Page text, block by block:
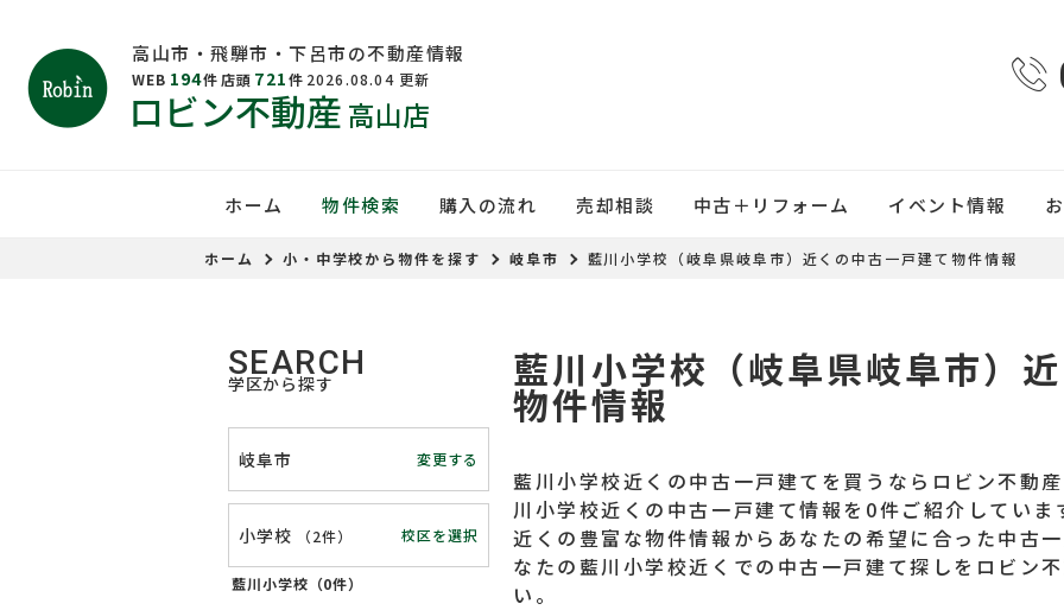
高山市・飛騨市・下呂市の不動産情報
WEB 194件 店頭 721件 2026.08.04 更新
ロビン不動産 高山店
ホーム 物件検索 購入の流れ 売却相談 中古＋リフォーム イベント情報
ホーム 小・中学校から物件を探す 岐阜市 藍川小学校（岐阜県岐阜市）近くの中古一戸建て物件情報
藍川小学校（岐阜県岐阜市）
物件情報
藍川小学校近くの中古一戸建てを買うならロビン不動
川小学校近くの中古一戸建て情報を0件ご紹介してい
近くの豊富な物件情報からあなたの希望に合った中古
なたの藍川小学校近くでの中古一戸建て探しをロビン
い。
SEARCH
学区から探す
岐阜市 変更する
小学校 （2件） 校区を選択
藍川小学校（0件）